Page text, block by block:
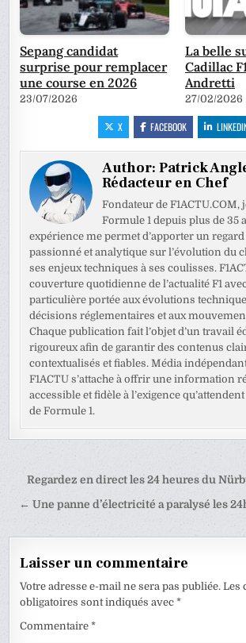
Sepang candidat
surprise pour remplacer
une course en 2026
23/07/2026
La belle
Cadillac
Andretti
27/02/2026
X FACEBOOK
Author:Patrick
Rédacteur en Chef
Fondateur de F1ACTU.COM,
Formule 1 depuis plus de 35
expérience me permet d’apporter un regard
passionné et analytique sur l’évolution du
ses enjeux techniques à ses coulisses.
couverture quotidienne de l’actualité F1
particulière portée aux évolutions
décisions réglementaires et aux
Chaque publication fait l’objet d’un travail
rigoureux afin de garantir des contenus
contextualisés et fiables. Média
F1ACTU s’attache à offrir une information
accessible et fidèle à l’exigence
de Formule 1.
Navigation
de
Regardez en direct les 24 heures du
← Une panne d’électricité a paralysé les
Laisser un commentaire
Votre adresse e-mail ne sera pas publiée. Les
obligatoires sont indiqués avec*
Commentaire*